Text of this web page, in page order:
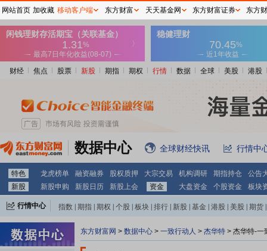
财经 焦点 股票 新股 期指 期权 行情 数据 全球 美股 港股
数据中心 全球财经快讯 行情中
特色 龙虎榜单 融资融券 股权质押 大宗交易 机构调研 期指持仓
公告
新股
新股申购 新股日历 新股上会 资金 大盘资金 个股资金 板块
行情中心 指数 期指 期权 个股 板块 排行 新股 基金 港股 美股 期货
东方财富网 > 数据中心 > 一致行动人 > 杰华特 > 杰华特-一
网站首页 加收藏 移动客户端 东方财富 天天基金网 东方财富证券 东方